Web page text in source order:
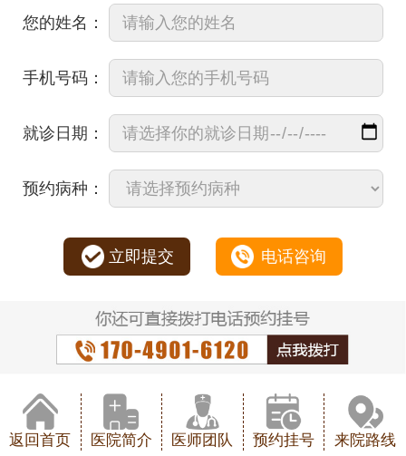
您的姓名：
手机号码：
就诊日期：
预约病种：
立即提交 电话咨询
返回首页 医院简介 医师团队 预约挂号 来院路线